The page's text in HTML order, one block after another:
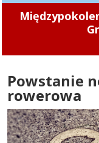
„Zamiast
klepisko. To
Powstanie
rowerowa